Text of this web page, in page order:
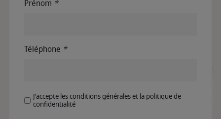
Prénom *
Téléphone *
J'accepte les conditions générales et la politique de
confidentialité